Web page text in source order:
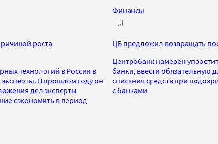
роста
технологий в России в
В прошлом году он
дел эксперты
сэкономить в период
Финансы
ЦБ предложил возвращать
Центробанк намерен
банки, ввести обязательную
списания средств при
с банками